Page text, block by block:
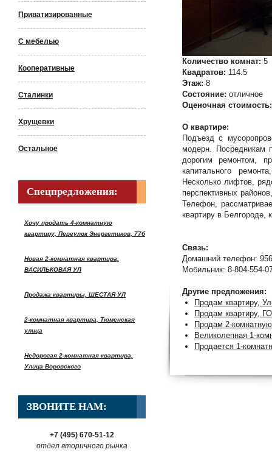
Приватизированные
С мебелью
Кооперативные
Сталинки
Хрущевки
Остальное
Спецпредложения:
Хочу продать 4-комнатную
квартиру, Переулок Энергетиков, 77б
Новая 2-комнатная квартира,
ВАСИЛЬКОВАЯ УЛ
Продажа квартиры, ШЕСТАЯ УЛ
2-комнатная квартира, Тюменская
улица
Недорогая 2-комнатная квартира,
Улица Воровского
ЗВОНИТЕ НАМ:
+7 (495) 670-51-12
отдел вторичного рынка
Количество комнат: 5
Квадратов: 114.5
Этаж: 8
Состояние: отличное
Оценочная
О квартире:
Подъезд с
модерн. Посредникам
дорогим ремонтом,
капитального
Несколько лифтов,
перспективных
Телефон,
квартиру в Белгороде,
Связь:
Домашний телефон:
Мобильник: 8-804-554-
Другие предложения:
Продам квартиру,
Продам квартиру,
Продам 2-
Великолепная 1-
Продается 1-